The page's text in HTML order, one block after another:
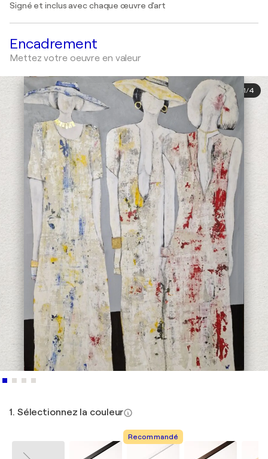
Signé et inclus avec chaque œuvre d'art
Encadrement
Mettez votre oeuvre en valeur
1/4
1. Sélectionnez la couleur
Recommandé